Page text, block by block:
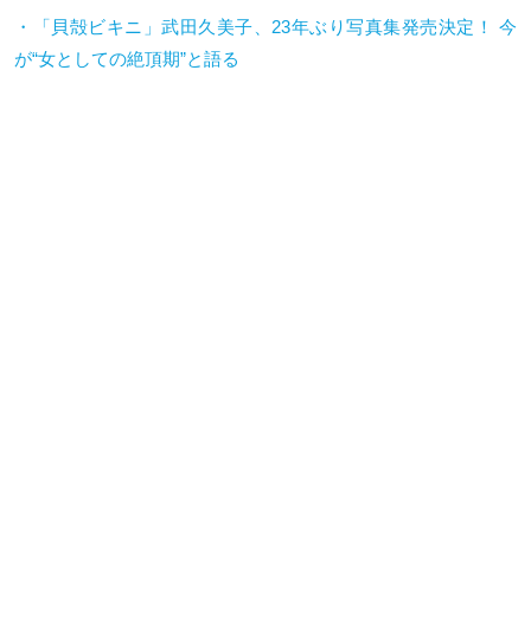
・「貝殻ビキニ」武田久美子、 23年ぶり写真集発売決定！ 今
が“女としての絶頂期”と語る